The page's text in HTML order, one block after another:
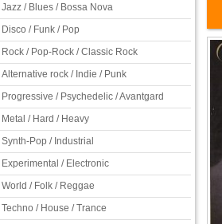
Jazz / Blues / Bossa Nova
Disco / Funk / Pop
Rock / Pop-Rock / Classic Rock
Alternative rock / Indie / Punk
Progressive / Psychedelic / Avantgard
Metal / Hard / Heavy
Synth-Pop / Industrial
Experimental / Electronic
World / Folk / Reggae
Techno / House / Trance